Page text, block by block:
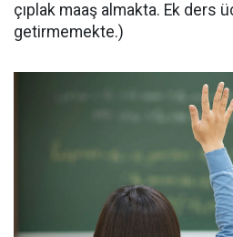
çıplak maaş almakta. Ek ders
getirmemekte.)